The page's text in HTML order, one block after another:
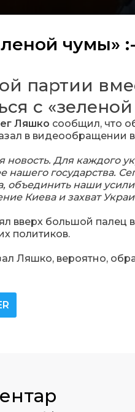
чумы»
партии
с
Ляшко сообщил, что
в видеообращении в
новость. Для каждого
нашего государства.
наши
Киева и захват
вверх большой палец
политиков.
Ляшко, вероятно,